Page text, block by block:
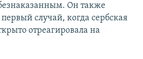
Он также
первый случай, когда сербская
отреагировала на